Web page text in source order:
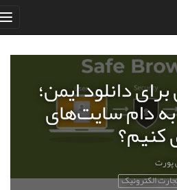
دانلود ایمن؛
دام سایت‌های
الکترونیک